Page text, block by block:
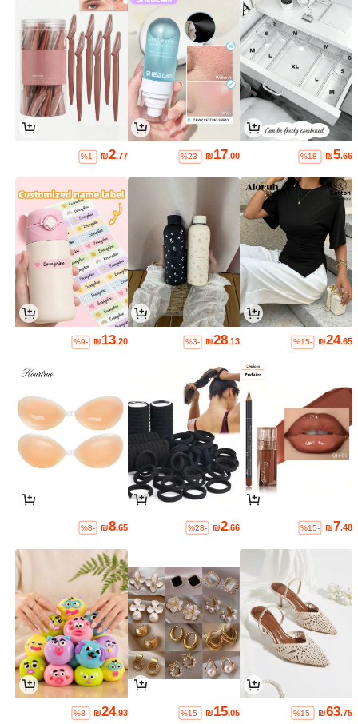
₪5.66
%18-
₪17.00
%23-
₪2.77
%1-
₪24.65
%15-
₪28.13
%3-
₪13.20
%9-
₪7.48
%15-
₪2.66
%28-
₪8.65
%8-
₪63.75
%15-
₪15.05
%15-
₪24.93
%8-